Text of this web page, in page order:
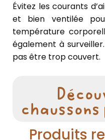
Évitez les courants
et bien ventilée
température
également à
pas être trop couvert.
Produits